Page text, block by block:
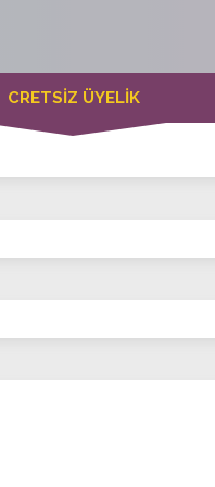
Online Erkekler(359)
CRETSİZ ÜYELİK